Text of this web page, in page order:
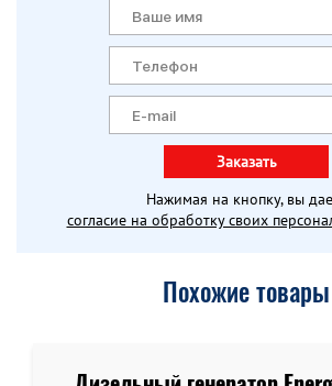
Заказать
Нажимая на кнопку, вы
согласие на обработку своих
Похожие товары